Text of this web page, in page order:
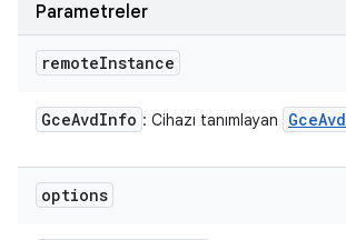
Parametreler
remoteInstance
GceAvdInfo : Cihazı tanımlayan GceAvd
options